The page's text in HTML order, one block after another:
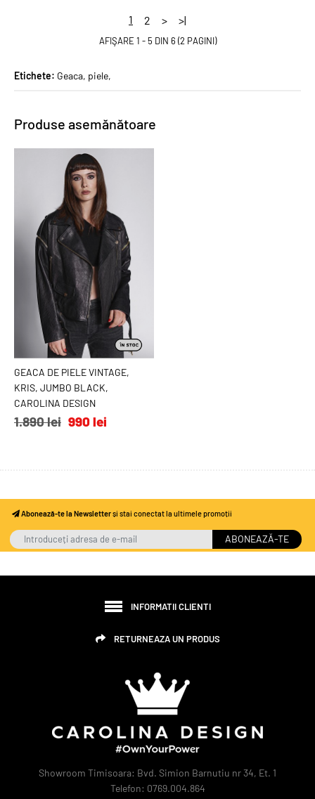
1 2 > >|
AFIŞARE 1 - 5 DIN 6 (2 PAGINI)
Etichete: Geaca, piele,
Produse asemănătoare
ADAUGĂ ÎN COŞ
GEACA DE PIELE VINTAGE,
KRIS, JUMBO BLACK,
CAROLINA DESIGN
1.890 lei 990 lei
Abonează-te la Newsletterși stai conectat la ultimele promoții
ABONEAZĂ-TE
INFORMATII CLIENTI
RETURNEAZA UN PRODUS
Showroom Timisoara: Bvd. Simion Barnutiu nr 34, Et. 1
Telefon: 0769.004.864